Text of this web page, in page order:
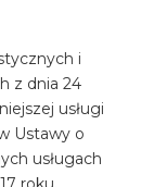
i
z dnia 24
usługi
Ustawy o
usługach